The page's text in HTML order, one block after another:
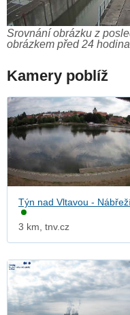
Srovnání obrázku z
obrázkem před 24
Kamery poblíž
Týn nad Vltavou -
3 km, tnv.cz